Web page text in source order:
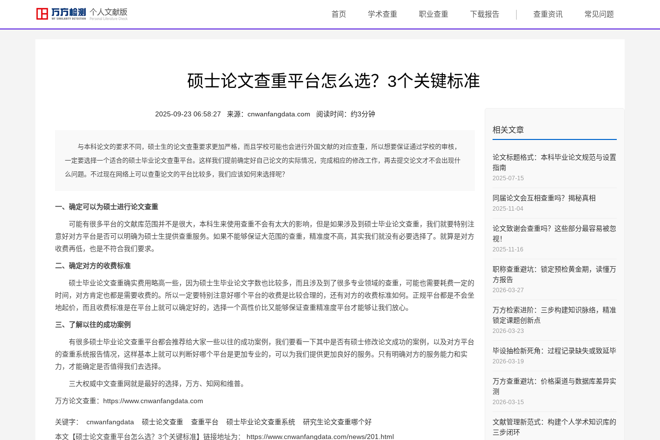
首页 学术查重 职业查重 下载报告 查重资讯 常见问题
硕士论文查重平台怎么选？3个关键标准
2025-09-23 06:58:27 来源： cnwanfangdata.com 阅读时间：约3分钟
与本科论文的要求不同，硕士生的论文查重要求更加严格，而且学校可能也会进行外国文献的对应查重，所以想要保证通过学校的审核，
一定要选择一个适合的硕士毕业论文查重平台。这样我们提前确定好自己论文的实际情况，完成相应的修改工作，再去提交论文才不会出现什
么问题。不过现在网络上可以查重论文的平台比较多，我们应该如何来选择呢？
一、确定可以为硕士进行论文查重
可能有很多平台的文献库范围并不是很大，本科生来使用查重不会有太大的影响，但是如果涉及到硕士毕业论文查重，我们就要特别注
意好对方平台是否可以明确为硕士生提供查重服务。如果不能够保证大范围的查重，精准度不高，其实我们就没有必要选择了。就算是对方
收费再低，也是不符合我们要求。
二、确定对方的收费标准
硕士毕业论文查重确实费用略高一些，因为硕士生毕业论文字数也比较多，而且涉及到了很多专业领域的查重，可能也需要耗费一定的
时间，对方肯定也都是需要收费的。所以一定要特别注意好哪个平台的收费是比较合理的，还有对方的收费标准如何。正规平台都是不会坐
地起价，而且收费标准是在平台上就可以确定好的，选择一个高性价比又能够保证查重精准度平台才能够让我们放心。
三、了解以往的成功案例
有很多硕士毕业论文查重平台都会推荐给大家一些以往的成功案例，我们要看一下其中是否有硕士修改论文成功的案例，以及对方平台
的查重系统报告情况，这样基本上就可以判断好哪个平台是更加专业的，可以为我们提供更加良好的服务。只有明确对方的服务能力和实
力，才能确定是否值得我们去选择。
三大权威中文查重网就是最好的选择，万方、知网和维普。
万方论文查重： https://www.cnwanfangdata.com
关键字： cnwanfangdata 硕士论文查重 查重平台 硕士毕业论文查重系统
研究生论文查重哪个好
本文【硕士论文查重平台怎么选？3个关键标准】链接地址为： https://www.cnwanfangdata.com/news/201.html
相关文章
论文标题格式：本科毕业论文规范与设置
指南
2025-07-15
同届论文会互相查重吗？揭秘真相
2025-11-04
论文致谢会查重吗？这些部分最容易被忽
视！
2025-11-16
职称查重避坑：锁定预检黄金期，读懂万
方报告
2026-03-27
万方检索进阶：三步构建知识脉络，精准
锁定课题创新点
2026-03-23
毕设抽检新死角：过程记录缺失或致延毕
2026-03-19
万方查重避坑：价格渠道与数据库差异实
测
2026-03-15
文献管理新范式：构建个人学术知识库的
三步闭环